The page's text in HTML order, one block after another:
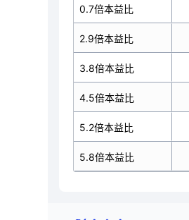
0.7倍本益比
2.9倍本益比
3.8倍本益比
4.5倍本益比
5.2倍本益比
5.8倍本益比
7.71
31.93
41.84
49.55
57.25
63.86